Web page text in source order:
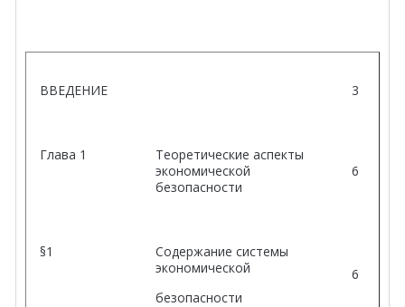
ВВЕДЕНИЕ 3
Глава 1
Теоретические аспекты
экономической
безопасности
6
§1
Содержание системы
экономической
безопасности
6